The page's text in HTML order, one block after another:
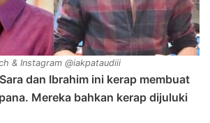
& Instagram @iakpataudiii
dan Ibrahim ini kerap membuat
Mereka bahkan kerap dijuluki